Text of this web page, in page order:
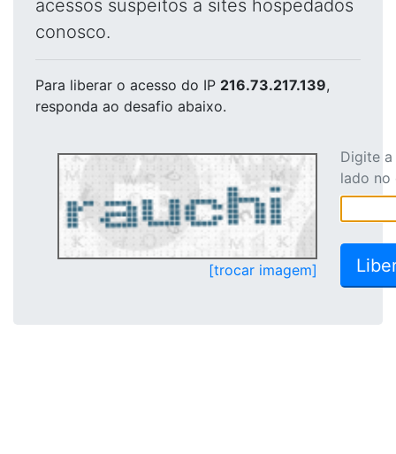
acessos suspeitos a sites hospedados
conosco.
Para liberar o acesso do IP 216.73.217.139,
responda ao desafio abaixo.
[trocar imagem]
Digite
lado no